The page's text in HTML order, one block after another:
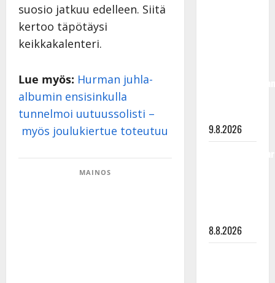
suosio jatkuu edelleen. Siitä
kertoo täpötäysi
keikkakalenteri.
Lue myös: Hurman juhla-
albumin ensisinkulla
tunnelmoi uutuussolisti –
myös joulukiertue toteutuu
MAINOS
9.8.2026
8.8.2026